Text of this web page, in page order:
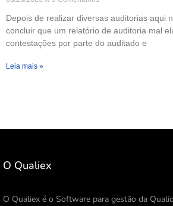
Depois de realizar diversas auditorias aqui
concluir que um relatório de auditoria mal
contestações por parte do auditado e
Leia mais »
O Qualiex
O Qualiex é o Software para gestão da